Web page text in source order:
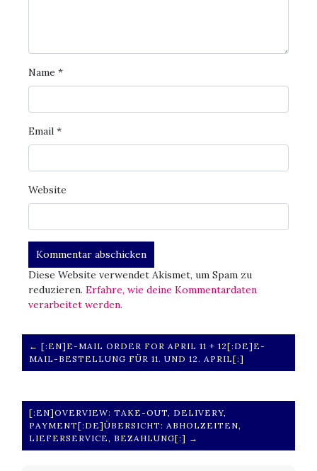
Name *
Email *
Website
Diese Website verwendet Akismet, um Spam zu
reduzieren. Erfahre, wie deine Kommentardaten
verarbeitet werden.
← [:EN]E-MAIL ORDER FOR APRIL 11 + 12[:DE]E-
MAIL-BESTELLUNG FÜR 11. UND 12. APRIL[:]
[:EN]OVERVIEW: TAKE-OUT, DELIVERY,
PAYMENT[:DE]ÜBERSICHT: ABHOLZEITEN,
LIEFERSERVICE, BEZAHLUNG[:] →